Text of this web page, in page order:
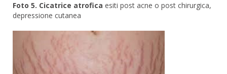
Foto 5. Cicatrice atrofica esiti post acne o post chirurgica,
depressione cutanea